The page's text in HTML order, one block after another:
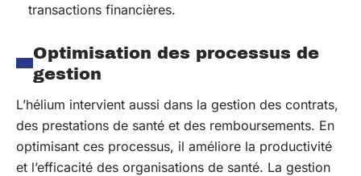
transactions financières.
Optimisation des processus de
gestion
L’hélium intervient aussi dans la gestion des contrats,
des prestations de santé et des remboursements. En
optimisant ces processus, il améliore la productivité
et l’efficacité des organisations de santé. La gestion